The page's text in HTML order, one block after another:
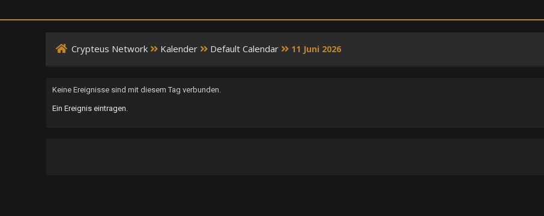
Crypteus Network Kalender Default Calendar 11 Juni 2026
Keine Ereignisse sind mit diesem Tag verbunden.
Ein Ereignis eintragen.